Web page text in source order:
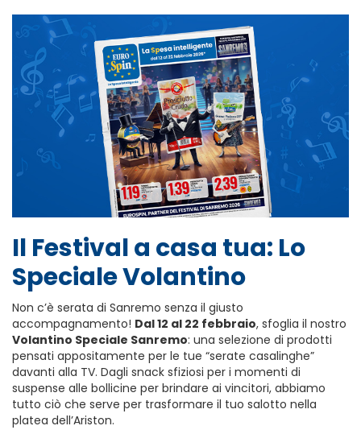
Il Festival a casa tua: Lo
Speciale Volantino
Non c’è serata di Sanremo senza il giusto
accompagnamento! Dal 12 al 22 febbraio, sfoglia il nostro
Volantino Speciale Sanremo: una selezione di prodotti
pensati appositamente per le tue “serate casalinghe”
davanti alla TV. Dagli snack sfiziosi per i momenti di
suspense alle bollicine per brindare ai vincitori, abbiamo
tutto ciò che serve per trasformare il tuo salotto nella
platea dell’Ariston.